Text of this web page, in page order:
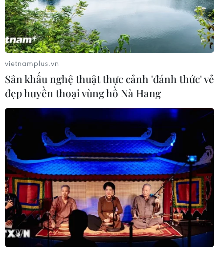
TIN CÙNG CHUYÊN MỤC
Chứng khoán tuần tới: VN-Index có
vượt được vùng 1.800 điểm?
09/08/2026 10:42
Thị trường chứng khoán: Sức ép từ
"vùng trũng" thông tin sau một nhịp
phục hồi
08/08/2026 08:04
VN-Index tăng hơn 3 điểm nhờ sức
bật nhóm dầu khí
07/08/2026 09:36
Chứng khoán Mỹ rời đỉnh khi giá
vietnamplus.vn
Sân khấu nghệ thuật thực cảnh 'đánh thức' vẻ
đẹp huyền thoại vùng hồ Nà Hang